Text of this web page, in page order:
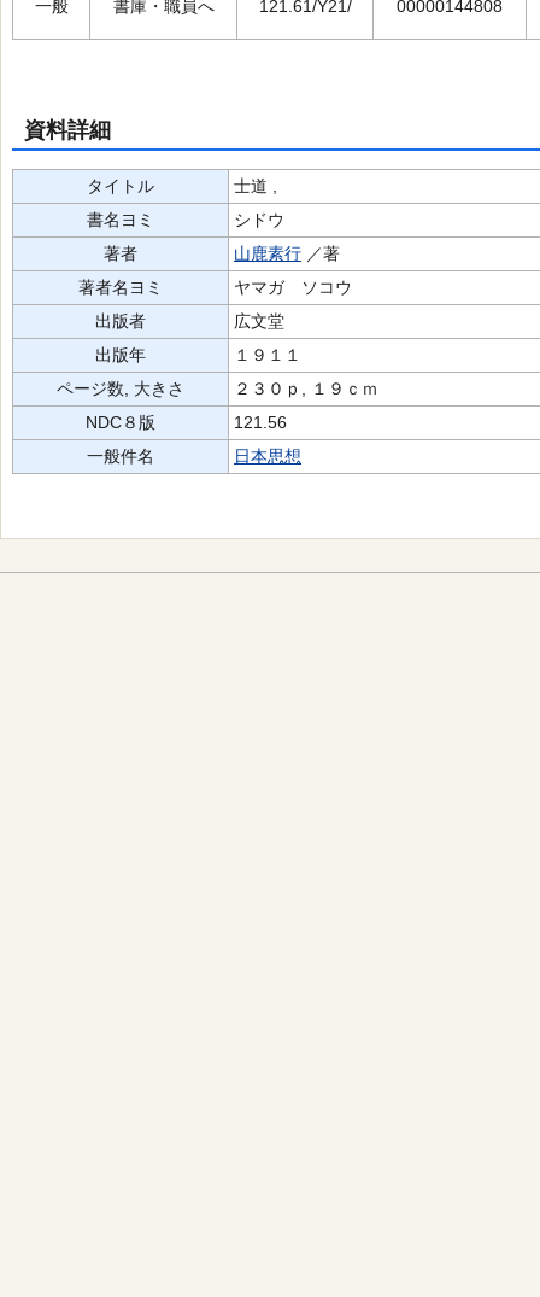
一般 書庫・職員へ 121.61/Y21/ 00000144808
資料詳細
タイトル
士道 ,
書名ヨミ
シドウ
著者
山鹿素行 ／著
著者名ヨミ
ヤマガ ソコウ
出版者
広文堂
出版年
１９１１
ページ数, 大きさ
２３０ｐ, １９ｃｍ
NDC８版
121.56
一般件名
日本思想